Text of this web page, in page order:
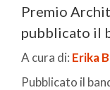
Premio
pubblicato il
A cura di: Erika
Pubblicato il